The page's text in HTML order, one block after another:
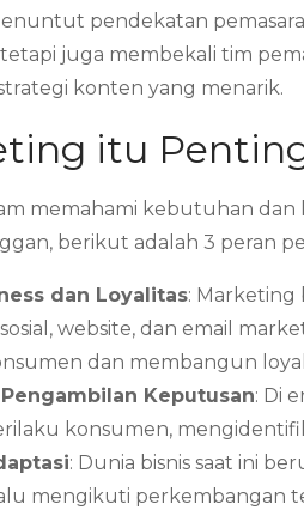
pendekatan
tetapi juga membekali tim
konten yang menarik.
itu
memahami kebutuhan dan
berikut adalah 3 peran
dan Loyalitas: Marketing
website, dan email
dan membangun
Keputusan: Di
konsumen,
: Dunia bisnis saat ini
mengikuti